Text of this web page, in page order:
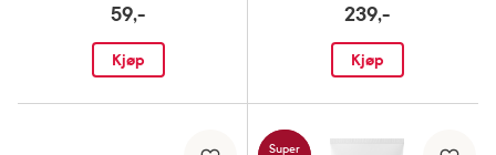
59,-
Kjøp
239,-
Kjøp
Super